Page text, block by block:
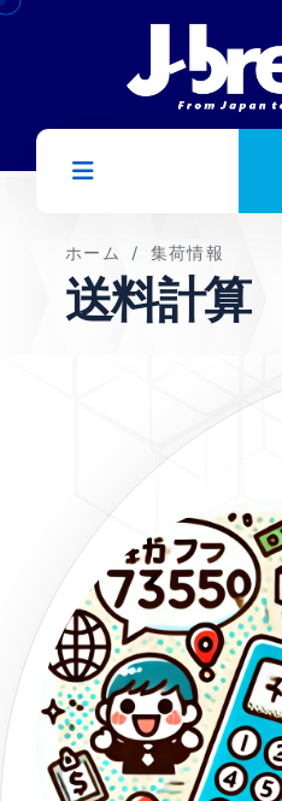
ホーム / 集荷情報
送料計算